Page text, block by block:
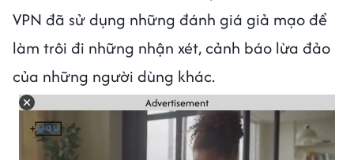
VPN đã sử dụng những đánh giá giả mạo để
làm trôi đi những nhận xét, cảnh báo lừa đảo
của những người dùng khác.
Advertisement